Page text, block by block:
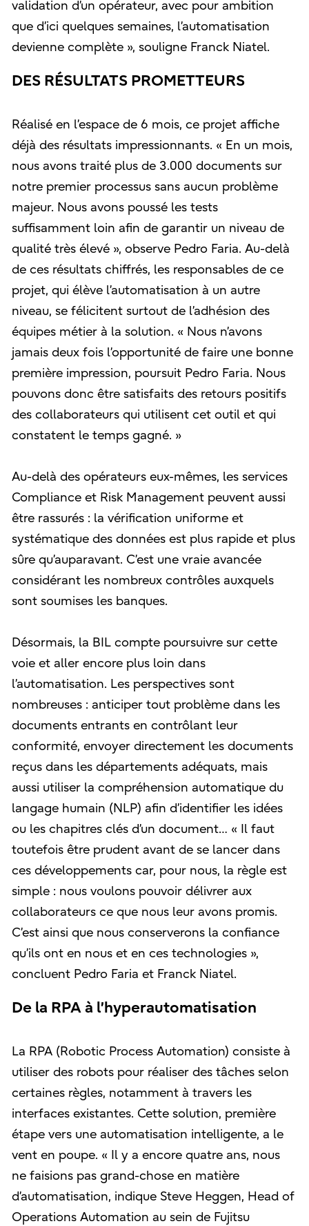
validation d’un opérateur, avec pour ambition
que d’ici quelques semaines, l’automatisation
devienne complète », souligne Franck Niatel.
DES RÉSULTATS PROMETTEURS
Réalisé en l’espace de 6 mois, ce projet affiche
déjà des résultats impressionnants. « En un mois,
nous avons traité plus de 3.000 documents sur
notre premier processus sans aucun problème
majeur. Nous avons poussé les tests
suffisamment loin afin de garantir un niveau de
qualité très élevé », observe Pedro Faria. Au-delà
de ces résultats chiffrés, les responsables de ce
projet, qui élève l’automatisation à un autre
niveau, se félicitent surtout de l’adhésion des
équipes métier à la solution. « Nous n’avons
jamais deux fois l’opportunité de faire une bonne
première impression, poursuit Pedro Faria. Nous
pouvons donc être satisfaits des retours positifs
des collaborateurs qui utilisent cet outil et qui
constatent le temps gagné. »
Au-delà des opérateurs eux-mêmes, les services
Compliance et Risk Management peuvent aussi
être rassurés : la vérification uniforme et
systématique des données est plus rapide et plus
sûre qu’auparavant. C’est une vraie avancée
considérant les nombreux contrôles auxquels
sont soumises les banques.
Désormais, la BIL compte poursuivre sur cette
voie et aller encore plus loin dans
l’automatisation. Les perspectives sont
nombreuses : anticiper tout problème dans les
documents entrants en contrôlant leur
conformité, envoyer directement les documents
reçus dans les départements adéquats, mais
aussi utiliser la compréhension automatique du
langage humain (NLP) afin d’identifier les idées
ou les chapitres clés d’un document… « Il faut
toutefois être prudent avant de se lancer dans
ces développements car, pour nous, la règle est
simple : nous voulons pouvoir délivrer aux
collaborateurs ce que nous leur avons promis.
C’est ainsi que nous conserverons la confiance
qu’ils ont en nous et en ces technologies »,
concluent Pedro Faria et Franck Niatel.
De la RPA à l’hyperautomatisation
La RPA (Robotic Process Automation) consiste à
utiliser des robots pour réaliser des tâches selon
certaines règles, notamment à travers les
interfaces existantes. Cette solution, première
étape vers une automatisation intelligente, a le
vent en poupe. « Il y a encore quatre ans, nous
ne faisions pas grand-chose en matière
d’automatisation, indique Steve Heggen, Head of
Operations Automation au sein de Fujitsu